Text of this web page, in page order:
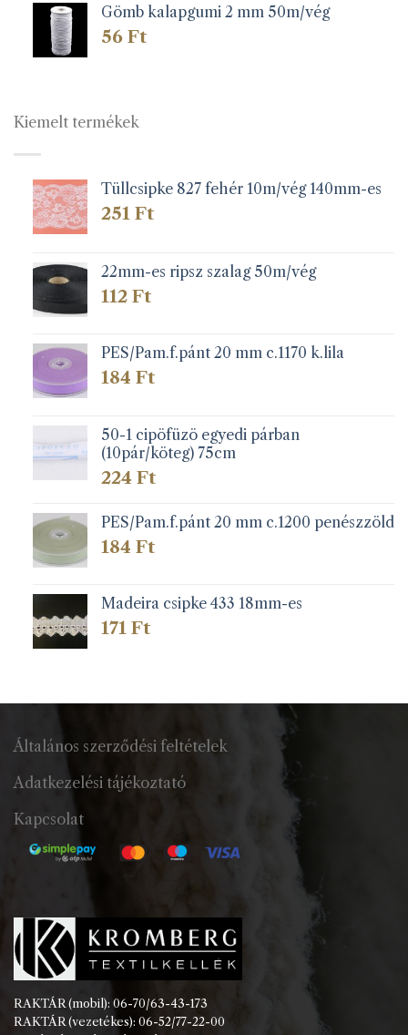
Gömb kalapgumi 2 mm 50m/vég
56 Ft
Kiemelt termékek
Tüllcsipke 827 fehér 10m/vég 140mm-es
251 Ft
22mm-es ripsz szalag 50m/vég
112 Ft
PES/Pam.f.pánt 20 mm c.1170 k.lila
184 Ft
50-1 cipöfüzö egyedi párban
(10pár/köteg) 75cm
224 Ft
PES/Pam.f.pánt 20 mm c.1200 penészzöld
184 Ft
Madeira csipke 433 18mm-es
171 Ft
Általános szerződési feltételek
Adatkezelési tájékoztató
Kapcsolat
RAKTÁR (mobil): 06-70/63-43-173
RAKTÁR (vezetékes): 06-52/77-22-00